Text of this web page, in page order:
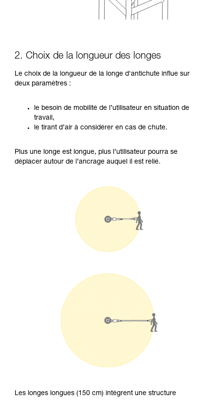
2. Choix de la longueur des longes
Le choix de la longueur de la longe d'antichute influe sur
deux paramètres :
le besoin de mobilité de l’utilisateur en situation de
travail,
le tirant d’air à considérer en cas de chute.
Plus une longe est longue, plus l’utilisateur pourra se
déplacer autour de l’ancrage auquel il est relié.
Les longes longues (150 cm) intègrent une structure